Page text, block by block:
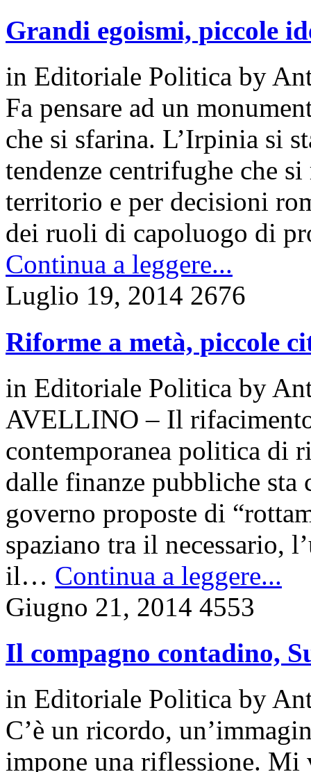
Grandi egoismi, piccole
in Editoriale Politica by
Fa pensare ad un
che si sfarina. L’Irpinia si
tendenze centrifughe che
territorio e per decisioni
dei ruoli di capoluogo di
Continua a leggere...
Luglio 19, 2014 2676
Riforme a metà, piccole
in Editoriale Politica by
AVELLINO – Il
contemporanea politica di
dalle finanze pubbliche sta
governo proposte di
spaziano tra il necessario,
il… Continua a leggere...
Giugno 21, 2014 4553
Il compagno contadino,
in Editoriale Politica by
C’è un ricordo,
impone una riflessione. Mi